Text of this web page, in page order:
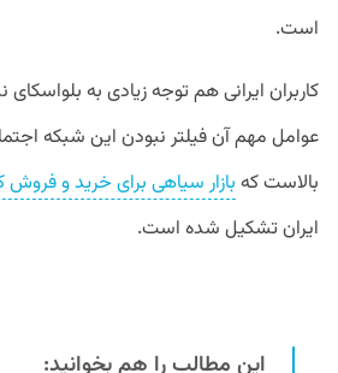
است.
کاربران ایرانی هم توجه زیادی به بلواسکای
عوامل مهم آن فیلتر نبودن این شبکه
بالاست که بازار سیاهی برای خرید و
ایران تشکیل شده است.
این مطالب را هم بخوانید: